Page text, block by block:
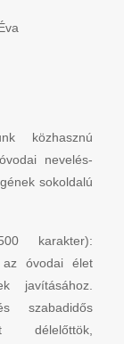
közhasznú
nevelés-
sokoldalú
karakter):
az óvodai élet
javításához.
szabadidős
délelőttök,